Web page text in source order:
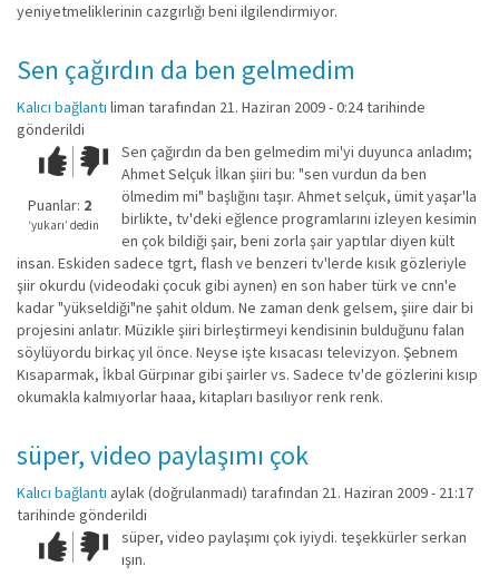
yeniyetmeliklerinin cazgırlığı beni ilgilendirmiyor.
Sen çağırdın da ben gelmedim
Kalıcı bağlantı liman tarafından 21. Haziran 2009 - 0:24 tarihinde
gönderildi
Çok iyi!O
kadar
iyi
değil!
Puanlar: 2
‘yukarı’ dedin
Sen çağırdın da ben gelmedim mi'yi duyunca anladım;
Ahmet Selçuk İlkan şiiri bu: "sen vurdun da ben
ölmedim mi" başlığını taşır. Ahmet selçuk, ümit yaşar'la
birlikte, tv'deki eğlence programlarını izleyen kesimin
en çok bildiği şair, beni zorla şair yaptılar diyen kült
insan. Eskiden sadece tgrt, flash ve benzeri tv'lerde kısık gözleriyle
şiir okurdu (videodaki çocuk gibi aynen) en son haber türk ve cnn'e
kadar "yükseldiği"ne şahit oldum. Ne zaman denk gelsem, şiire dair bi
projesini anlatır. Müzikle şiiri birleştirmeyi kendisinin bulduğunu falan
söylüyordu birkaç yıl önce. Neyse işte kısacası televizyon. Şebnem
Kısaparmak, İkbal Gürpınar gibi şairler vs. Sadece tv'de gözlerini kısıp
okumakla kalmıyorlar haaa, kitapları basılıyor renk renk.
süper, video paylaşımı çok
Kalıcı bağlantı aylak (doğrulanmadı) tarafından 21. Haziran 2009 - 21:17
tarihinde gönderildi
Çok iyi!O
kadar
süper, video paylaşımı çok iyiydi. teşekkürler serkan
ışın.